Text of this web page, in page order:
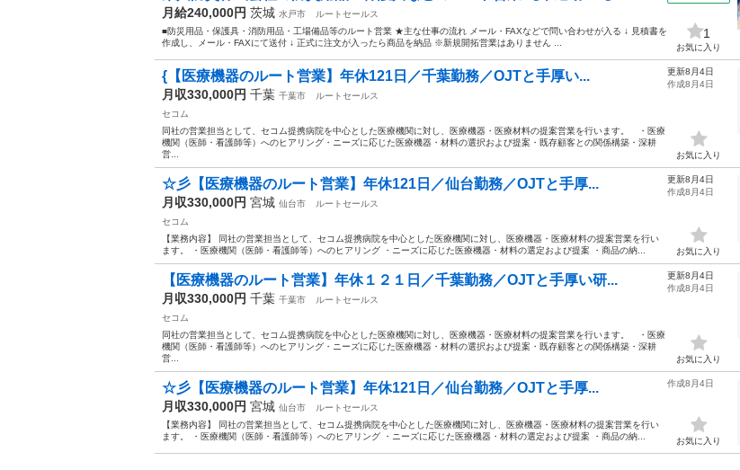
月給240,000円 茨城 水戸市
ルートセールス
■防災用品・保護具・消防用品・工場備品等のルート営業 ★主な仕事の流れ メール・FAXなどで問い合わせが入る ↓ 見積書を
作成し、メール・FAXにて送付 ↓ 正式に注文が入ったら商品を納品 ※新規開拓営業はありません ...
1
お気に入り
{【医療機器のルート営業】年休121日／千葉勤務／OJTと手厚い...
月収330,000円 千葉 千葉市
ルートセールス
セコム
同社の営業担当として、セコム提携病院を中心とした医療機関に対し、医療機器・医療材料の提案営業を行います。 ・医療
機関（医師・看護師等）へのヒアリング・ニーズに応じた医療機器・材料の選択および提案・既存顧客との関係構築・深耕
営...
更新8月4日
作成8月4日
お気に入り
☆彡【医療機器のルート営業】年休121日／仙台勤務／OJTと手厚...
月収330,000円 宮城 仙台市
ルートセールス
セコム
【業務内容】 同社の営業担当として、セコム提携病院を中心とした医療機関に対し、医療機器・医療材料の提案営業を行い
ます。 ・医療機関（医師・看護師等）へのヒアリング ・ニーズに応じた医療機器・材料の選定および提案 ・商品の納...
更新8月4日
作成8月4日
お気に入り
【医療機器のルート営業】年休１２１日／千葉勤務／OJTと手厚い研...
月収330,000円 千葉 千葉市
ルートセールス
セコム
同社の営業担当として、セコム提携病院を中心とした医療機関に対し、医療機器・医療材料の提案営業を行います。 ・医療
機関（医師・看護師等）へのヒアリング・ニーズに応じた医療機器・材料の選択および提案・既存顧客との関係構築・深耕
営...
更新8月4日
作成8月4日
お気に入り
☆彡【医療機器のルート営業】年休121日／仙台勤務／OJTと手厚...
月収330,000円 宮城 仙台市
ルートセールス
【業務内容】 同社の営業担当として、セコム提携病院を中心とした医療機関に対し、医療機器・医療材料の提案営業を行い
ます。 ・医療機関（医師・看護師等）へのヒアリング ・ニーズに応じた医療機器・材料の選定および提案 ・商品の納...
作成8月4日
お気に入り